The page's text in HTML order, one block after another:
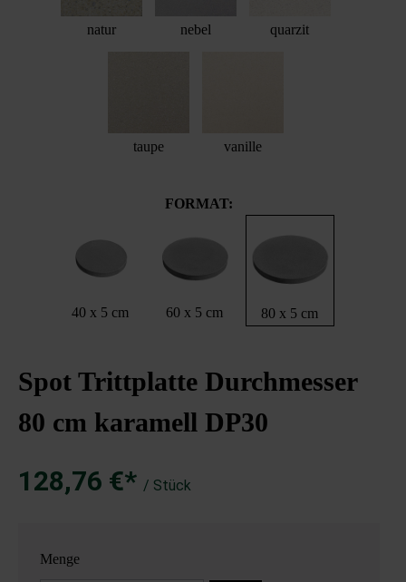
natur nebel quarzit
taupe vanille
FORMAT:
40 x 5 cm 60 x 5 cm 80 x 5 cm
Spot Trittplatte Durchmesser
80 cm karamell DP30
128,76 €* / Stück
Menge